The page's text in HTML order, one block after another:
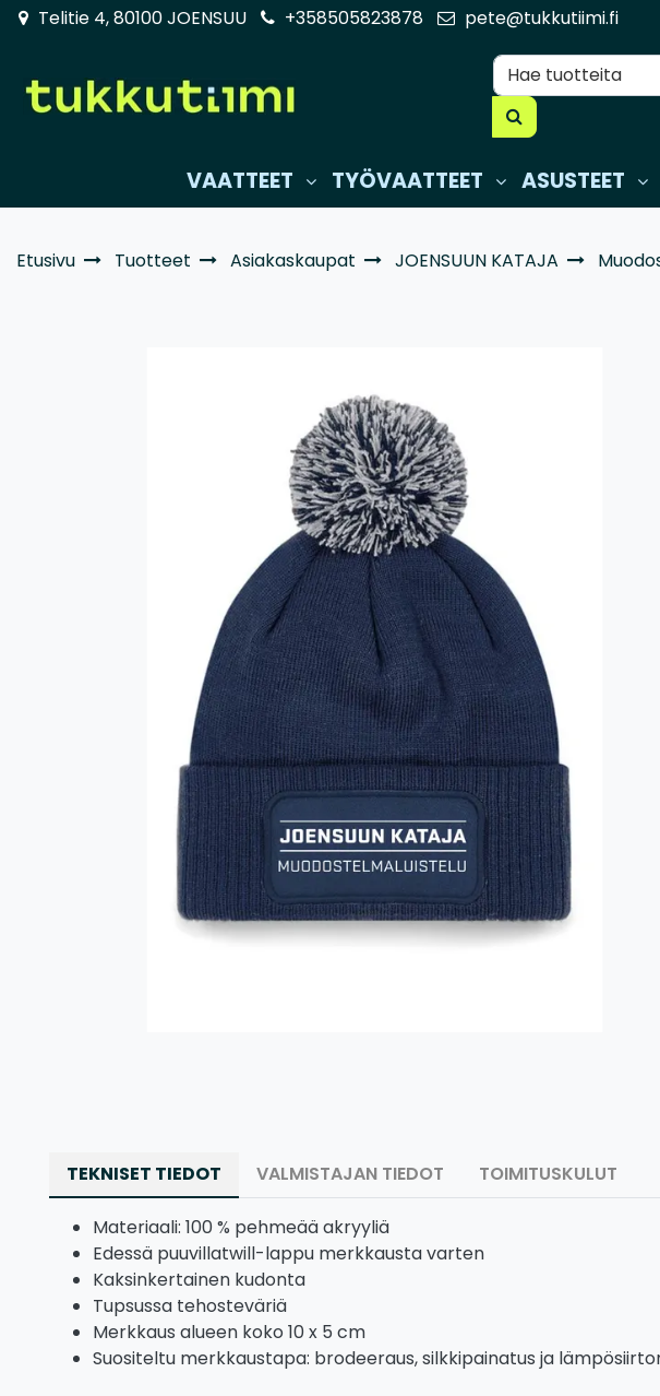
Siirry pääsisältöön
Telitie 4, 80100 JOENSUU +358505823878 pete@tukkutiimi.fi
VAATTEET TYÖVAATTEET ASUSTEET
Etusivu Tuotteet Asiakaskaupat JOENSUUN KATAJA
TEKNISET TIEDOT VALMISTAJAN TIEDOT TOIMITUSKULUT
Materiaali: 100 % pehmeää akryyliä
Edessä puuvillatwill-lappu merkkausta varten
Kaksinkertainen kudonta
Tupsussa tehosteväriä
Merkkaus alueen koko 10 x 5 cm
Suositeltu merkkaustapa: brodeeraus, silkkipainatus ja